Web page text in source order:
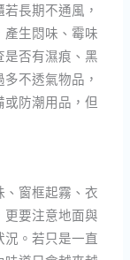
長期不通風，
生悶味、霉味
否有濕痕、黑
不透氣物品，
防潮用品，但
窗框起霧、衣
要注意地面與
。若只是一直